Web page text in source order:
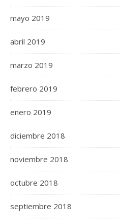
mayo 2019
abril 2019
marzo 2019
febrero 2019
enero 2019
diciembre 2018
noviembre 2018
octubre 2018
septiembre 2018